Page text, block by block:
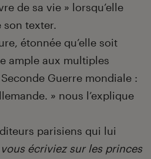
de sa vie » lorsqu’elle
texter.
étonnée qu’elle soit
ample aux multiples
Guerre mondiale :
» nous l’explique
parisiens qui lui
écriviez sur les princes